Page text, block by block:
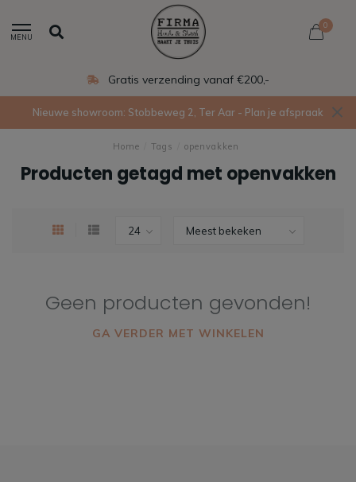
MENU
0
Gratis verzending vanaf €200,-
Nieuwe showroom: Stobbeweg 2, Ter Aar - Plan je afspraak
Home Tags openvakken
Producten getagd met openvakken
Geen producten gevonden!
GA VERDER MET WINKELEN